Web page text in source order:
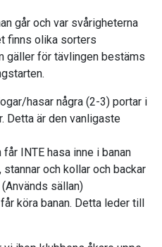
går och var svårigheterna
finns olika sorters
gäller för tävlingen bestäms
hasar några (2-3) portar i
Detta är den vanligaste
INTE hasa inne i banan
stannar och kollar och backar
sällan)
köra banan. Detta leder till